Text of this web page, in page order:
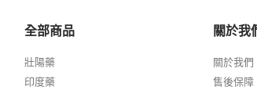
全部商品
壯陽藥
印度藥
關於我
關於我們
售後保障